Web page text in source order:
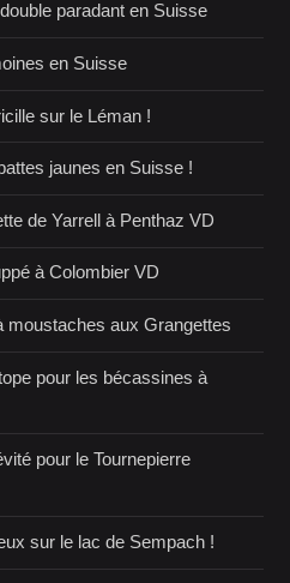
paradant en Suisse
en Suisse
sur le Léman !
jaunes en Suisse !
de Yarrell à Penthaz VD
à Colombier VD
moustaches aux Grangettes
pour les bécassines à
pour le Tournepierre
sur le lac de Sempach !